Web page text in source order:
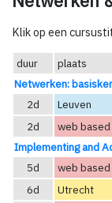
Klik op een
duur plaats
Netwerken:
2d
Leuven
2d
web based
Implementing and
5d
web based
6d
Utrecht